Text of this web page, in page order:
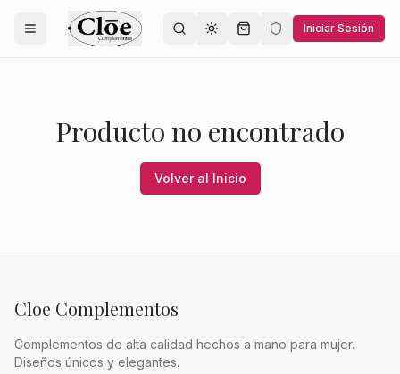
Toggle theme Iniciar Sesión
Producto no encontrado
Volver al Inicio
Cloe Complementos
Complementos de alta calidad hechos a mano para mujer.
Diseños únicos y elegantes.